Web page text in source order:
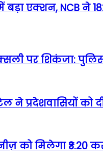
एक्शन, NCB ने
पर शिकंजा: पुलिस
ने प्रदेशवासियों
को मिलेगा ₹3.20